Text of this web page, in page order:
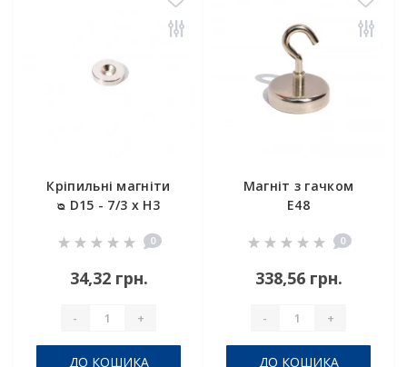
Кріпильні магніти
ᴓ D15 - 7/3 x H3
0
34,32 грн.
- +
ДО КОШИКА
Магніт з гачком
E48
0
338,56 грн.
- +
ДО КОШИКА